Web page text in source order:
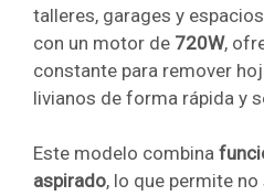
talleres, garages y
con un motor de 720W,
constante para remover
livianos de forma rápida y
Este modelo combina
aspirado, lo que permite